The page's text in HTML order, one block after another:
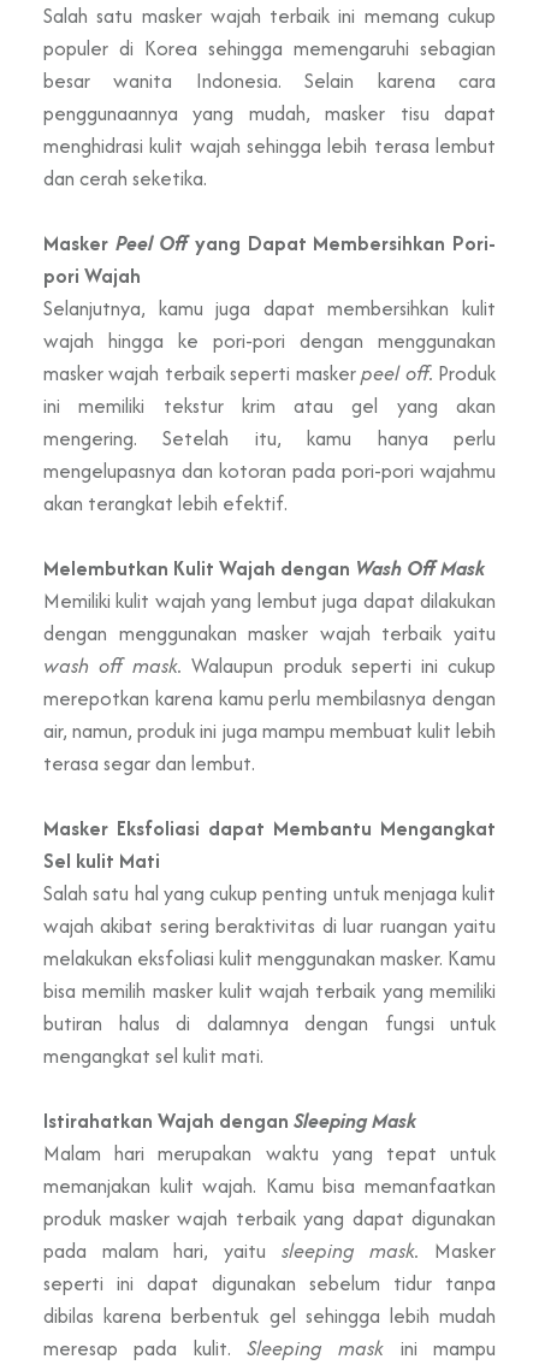
Salah satu masker wajah terbaik ini memang cukup
populer di Korea sehingga memengaruhi sebagian
besar wanita Indonesia. Selain karena cara
penggunaannya yang mudah, masker tisu dapat
menghidrasi kulit wajah sehingga lebih terasa lembut
dan cerah seketika.
Masker Peel Offyang Dapat Membersihkan Pori-
pori Wajah
Selanjutnya, kamu juga dapat membersihkan kulit
wajah hingga ke pori-pori dengan menggunakan
masker wajah terbaik seperti maskerpeel off. Produk
ini memiliki tekstur krim atau gel yang akan
mengering. Setelah itu, kamu hanya perlu
mengelupasnya dan kotoran pada pori-pori wajahmu
akan terangkat lebih efektif.
Melembutkan Kulit Wajah dengan Wash Off Mask
Memiliki kulit wajah yang lembut juga dapat dilakukan
dengan menggunakan masker wajah terbaik yaitu
wash off mask.Walaupun produk seperti ini cukup
merepotkan karena kamu perlu membilasnya dengan
air, namun, produk ini juga mampu membuat kulit lebih
terasa segar dan lembut.
Masker Eksfoliasi dapat Membantu Mengangkat
Sel kulit Mati
Salah satu hal yang cukup penting untuk menjaga kulit
wajah akibat sering beraktivitas di luar ruangan yaitu
melakukan eksfoliasi kulit menggunakan masker. Kamu
bisa memilih masker kulit wajah terbaik yang memiliki
butiran halus di dalamnya dengan fungsi untuk
mengangkat sel kulit mati.
Istirahatkan Wajah dengan Sleeping Mask
Malam hari merupakan waktu yang tepat untuk
memanjakan kulit wajah. Kamu bisa memanfaatkan
produk masker wajah terbaik yang dapat digunakan
pada malam hari, yaitu sleeping mask. Masker
seperti ini dapat digunakan sebelum tidur tanpa
dibilas karena berbentuk gel sehingga lebih mudah
meresap pada kulit. Sleeping mask ini mampu